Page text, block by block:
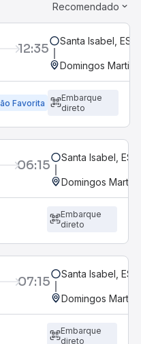
Recomendado
12:35 Santa Isabel, ES
Domingos
Favorita
Embarque
direto
06:15 Santa Isabel, ES
Domingos
Embarque
direto
07:15 Santa Isabel, ES
Domingos
Embarque
direto